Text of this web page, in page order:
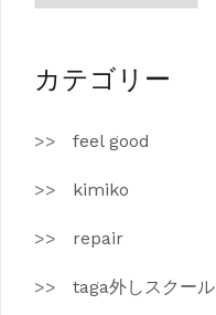
ブ
カテゴリー
feel good
kimiko
repair
taga外しスクール